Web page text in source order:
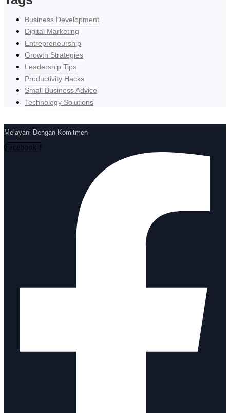
Business Development
Digital Marketing
Entrepreneurship
Growth Strategies
Leadership Tips
Productivity Hacks
Small Business Advice
Technology Solutions
Melayani Dengan Komitmen
Facebook-f